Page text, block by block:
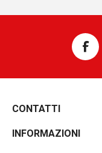
CONTATTI
INFORMAZIONI